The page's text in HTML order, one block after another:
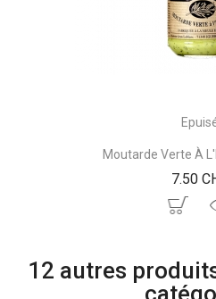
Moutarde Verte À
7.50
12 autres